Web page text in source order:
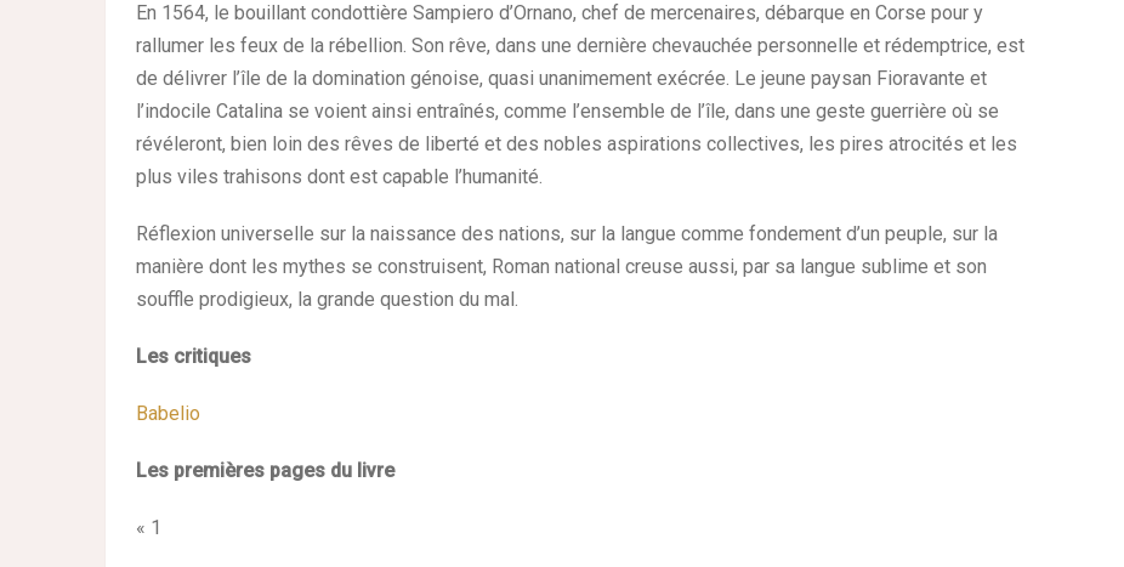
En 1564, le bouillant condottière Sampiero d’Ornano, chef de mercenaires, débarque en Corse pour y
rallumer les feux de la rébellion. Son rêve, dans une dernière chevauchée personnelle et rédemptrice, est
de délivrer l’île de la domination génoise, quasi unanimement exécrée. Le jeune paysan Fioravante et
l’indocile Catalina se voient ainsi entraînés, comme l’ensemble de l’île, dans une geste guerrière où se
révéleront, bien loin des rêves de liberté et des nobles aspirations collectives, les pires atrocités et les
plus viles trahisons dont est capable l’humanité.
Réflexion universelle sur la naissance des nations, sur la langue comme fondement d’un peuple, sur la
manière dont les mythes se construisent, Roman national creuse aussi, par sa langue sublime et son
souffle prodigieux, la grande question du mal.
Les critiques
Babelio
Les premières pages du livre
« 1